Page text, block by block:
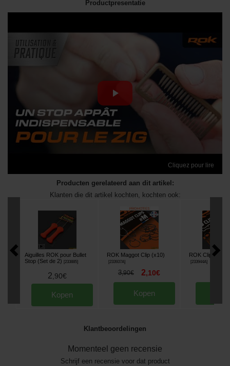
Productpresentatie
Cliquez pour lire
Producten gerelateerd aan dit artikel:
Klanten die dit artikel kochten, kochten ook:
Aiguilles ROK pour Bullet
Stop (Set de 2)
[233885]
2,90€
Kopen
ROK Maggot Clip (x10)
[233937A]
3,90€ 2,10€
Kopen
ROK Clip Snap
[233944A]
Klantbeoordelingen
Momenteel geen recensie
Schrijf een recensie voor dat product